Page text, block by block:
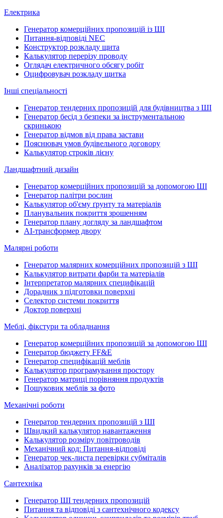
Електрика
Генератор комерційних пропозицій із ШІ
Питання-відповіді NEC
Конструктор розкладу щита
Калькулятор перерізу проводу
Оглядач електричного обсягу робіт
Оцифровувач розкладу щитка
Інші спеціальності
Генератор тендерних пропозицій для будівництва з ШІ
Генератор бесід з безпеки за інструментальною
скринькою
Генератор відмов від права застави
Пояснювач умов будівельного договору
Калькулятор строків лієну
Ландшафтний дизайн
Генератор комерційних пропозицій за допомогою ШІ
Генератор палітри рослин
Калькулятор об'єму ґрунту та матеріалів
Планувальник покриття зрошенням
Генератор плану догляду за ландшафтом
AI-трансформер двору
Малярні роботи
Генератор малярних комерційних пропозицій з ШІ
Калькулятор витрати фарби та матеріалів
Інтерпретатор малярних специфікацій
Дорадник з підготовки поверхні
Селектор системи покриття
Доктор поверхні
Меблі, фікстури та обладнання
Генератор комерційних пропозицій за допомогою ШІ
Генератор бюджету FF&E
Генератор специфікацій меблів
Калькулятор програмування простору
Генератор матриці порівняння продуктів
Пошуковик меблів за фото
Механічні роботи
Генератор тендерних пропозицій з ШІ
Швидкий калькулятор навантаження
Калькулятор розміру повітроводів
Механічний код: Питання-відповіді
Генератор чек-листа перевірки субміталів
Аналізатор рахунків за енергію
Сантехніка
Генератор ШІ тендерних пропозицій
Питання та відповіді з сантехнічного кодексу